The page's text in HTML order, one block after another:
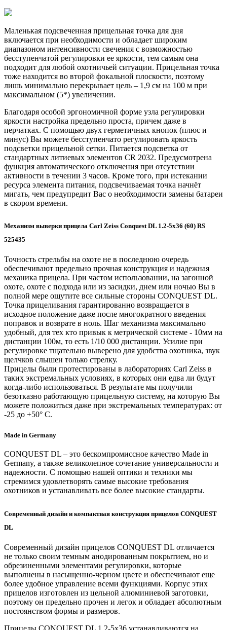
Маленькая подсвеченная прицельная точка для дня
включается при необходимости и обладает широким
диапазоном интенсивности свечения с возможностью
бесступенчатой регулировки ее яркости, тем самым она
подходит для любой охотничьей ситуации. Прицельная точка
тоже находится во второй фокальной плоскости, поэтому
лишь минимально перекрывает цель – 1,9 см на 100 м при
максимальном (5*) увеличении.
Благодаря особой эргономичной форме узла регулировки
яркости настройка предельно проста, причем даже в
перчатках. С помощью двух герметичных кнопок (плюс и
минус) Вы можете бесступенчато регулировать яркость
подсветки прицельной сетки. Питается подсветка от
стандартных литиевых элементов CR 2032. Предусмотрена
функция автоматического отключения при отсутствии
активности в течении 3 часов. Кроме того, при истекании
ресурса элемента питания, подсвечиваемая точка начнёт
мигать, чем предупредит Вас о необходимости замены батареи
в скором времени.
Механизм выверки прицела Carl Zeiss Conquest DL 1.2-5x36 (60) RS
525435
Точность стрельбы на охоте не в последнюю очередь
обеспечивают предельно прочная конструкция и надежная
механика прицела. При частом использовании, на загонной
охоте, охоте с подхода или из засидки, днем или ночью Вы в
полной мере ощутите все сильные стороны CONQUEST DL.
Точка прицеливания гарантированно возвращается в
исходное положение даже после многократного введения
поправок и возврате в ноль. Шаг механизма максимально
удобный, для тех кто привык к метрической системе - 10мм на
дистанции 100м, то есть 1/10 000 дистанции. Усилие при
регулировке тщательно выверено для удобства охотника, звук
щелчков слышен только стрелку.
Прицелы были протестированы в лабораториях Carl Zeiss в
таких экстремальных условиях, в которых они едва ли будут
когда-либо использоваться. В результате мы получили
безотказно работающую прицельную систему, на которую Вы
можете положиться даже при экстремальных температурах: от
-25 до +50° C.
Made in Germany
CONQUEST DL – это бескомпромиссное качество Made in
Germany, а также великолепное сочетание универсальности и
надежности. С помощью нашей оптики и техники мы
стремимся удовлетворять самые высокие требования
охотников и устанавливать все более высокие стандарты.
Современный дизайн и компактная конструкция прицелов CONQUEST
DL
Современный дизайн прицелов CONQUEST DL отличается
не только своим темным анодированным покрытием, но и
обрезиненными элементами регулировки, которые
выполнены в насыщенно-черном цвете и обеспечивают еще
более удобное управление всеми функциями. Корпус этих
прицелов изготовлен из цельной алюминиевой заготовки,
поэтому он предельно прочен и легок и обладает абсолютным
постоянством формы и размеров.
Прицелы CONQUEST DL 1.2-5x36 устанавливаются на